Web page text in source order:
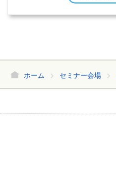
ホーム セミナー会場